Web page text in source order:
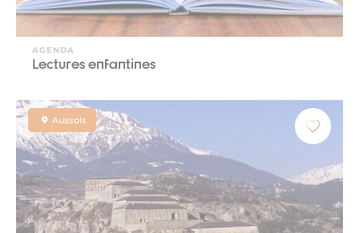
AGENDA
Lectures enfantines
Aussois